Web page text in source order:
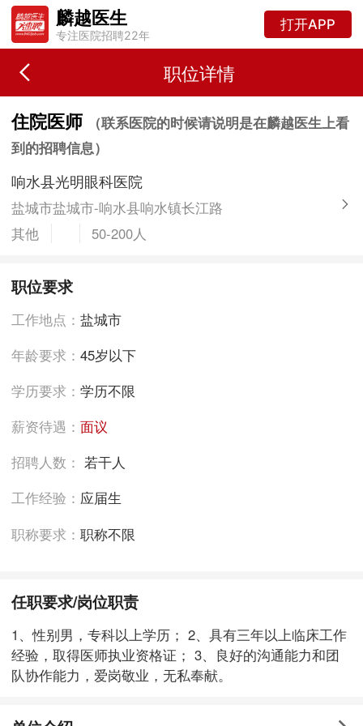
麟越医生
专注医院招聘22年
打开APP
职位详情
住院医师
（联系医院的时候请说明是在麟越医生上看
到的招聘信息）
响水县光明眼科医院
盐城市盐城市-响水县响水镇长江路
其他
50-200人
职位要求
工作地点：盐城市
年龄要求：45岁以下
学历要求：学历不限
薪资待遇：面议
招聘人数：若干人
工作经验： 应届生
职称要求：职称不限
任职要求/岗位职责
1、性别男，专科以上学历； 2、具有三年以上临床工作
经验，取得医师执业资格证； 3、良好的沟通能力和团
队协作能力，爱岗敬业，无私奉献。